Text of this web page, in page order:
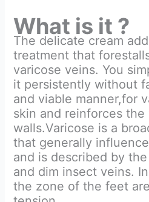
What is it ?
The delicate cream
treatment that
varicose veins. You
it persistently without
and viable manner,for
skin and reinforces the
walls.Varicose is a
that generally
and is described by
and dim insect veins.
the zone of the feet